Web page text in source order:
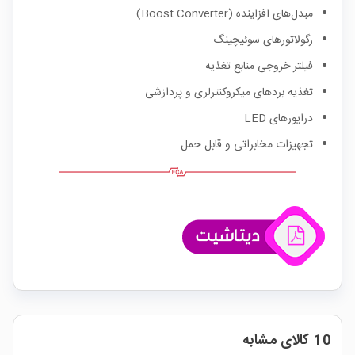
مبدل‌های افزاینده (Boost Converter)
رگولاتورهای سوئیچینگ
فیلتر خروجی منابع تغذیه
تغذیه بردهای میکروکنترلری و پردازشی
درایورهای LED
تجهیزات مخابراتی و قابل حمل
10 کالای مشابه